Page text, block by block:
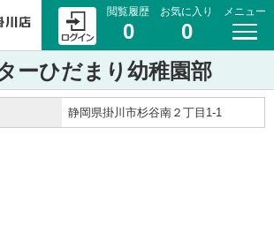
閲覧履歴
0
お気に入り
0
メニュー
ーひだまり幼稚園部
静岡県掛川市杉谷南２丁目1-1